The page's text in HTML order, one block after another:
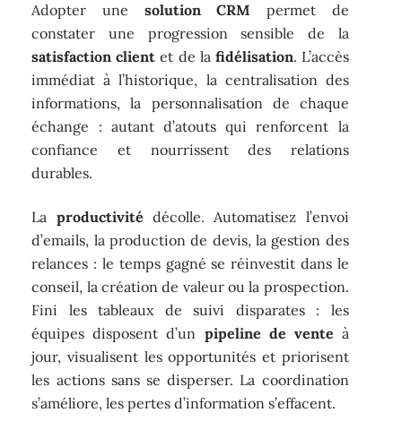
Adopter une solution CRM permet de
constater une progression sensible de la
satisfaction client et de la fidélisation. L’accès
immédiat à l’historique, la centralisation des
informations, la personnalisation de chaque
échange : autant d’atouts qui renforcent la
confiance et nourrissent des relations
durables.
La productivité décolle. Automatisez l’envoi
d’emails, la production de devis, la gestion des
relances : le temps gagné se réinvestit dans le
conseil, la création de valeur ou la prospection.
Fini les tableaux de suivi disparates : les
équipes disposent d’un pipeline de vente à
jour, visualisent les opportunités et priorisent
les actions sans se disperser. La coordination
s’améliore, les pertes d’information s’effacent.